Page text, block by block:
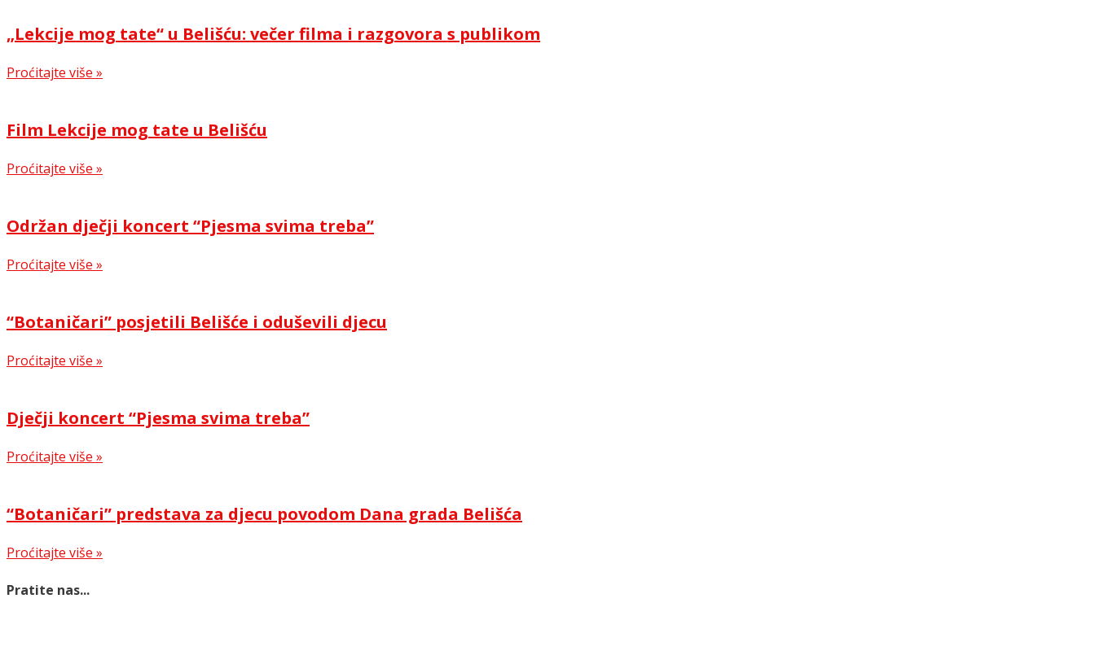
„Lekcije mog tate“ u Belišću: večer filma i razgovora s publikom
Proćitajte više »
Film Lekcije mog tate u Belišću
Proćitajte više »
Održan dječji koncert “Pjesma svima treba”
Proćitajte više »
“Botaničari” posjetili Belišće i oduševili djecu
Proćitajte više »
Dječji koncert “Pjesma svima treba”
Proćitajte više »
“Botaničari” predstava za djecu povodom Dana grada Belišća
Proćitajte više »
Pratite nas...